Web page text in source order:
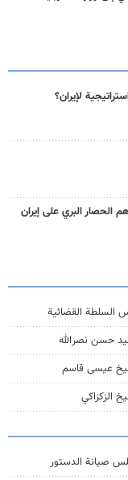
لإيران؟
الحصار البري على إيران
السلطة القضائیة
حسن نصرالله
عيسى قاسم
الزكزاكي
صيانة الدستور